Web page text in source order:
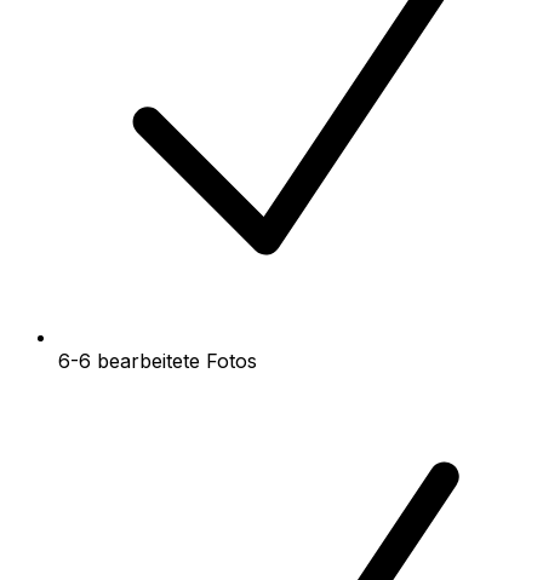
6-6 bearbeitete Fotos